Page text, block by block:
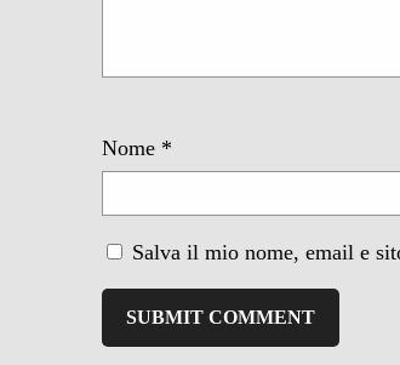
Nome *
Salva il mio nome, email e